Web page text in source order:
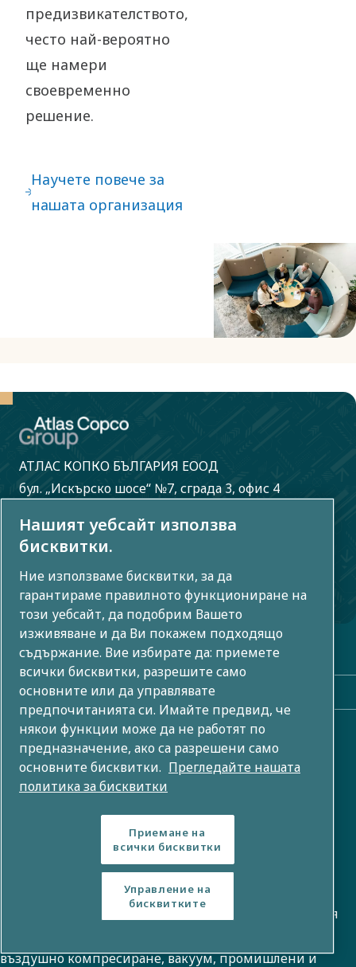
предизвикателството,
често най-вероятно
ще намери
своевременно
решение.​
Научете повече за
нашата организация
АТЛАС КОПКО БЪЛГАРИЯ ЕООД
бул. „Искърско шосе“ №7, сграда 3, офис 4
(+359) 2 489 31 78
compressor.sales@bg.atlascopco.com
compressor.service@bg.atlascopco.com
Група Atlas Copco
Бързи връзки
Външни връзки
Инвеститори
Галерия със снимки и видеоклипове
Групата Atlas Copco разработва иновативни решения
въздушно компресиране, вакуум, промишлени и
Нашият уебсайт използва
бисквитки.
Ние използваме бисквитки, за да
гарантираме правилното функциониране на
този уебсайт, да подобрим Вашето
изживяване и да Ви покажем подходящо
съдържание. Вие избирате да: приемете
всички бисквитки, разрешите само
основните или да управлявате
предпочитанията си. Имайте предвид, че
някои функции може да не работят по
предназначение, ако са разрешени само
основните бисквитки. Прегледайте нашата
политика за бисквитки
Приемане на
всички бисквитки
Управление на
бисквитките